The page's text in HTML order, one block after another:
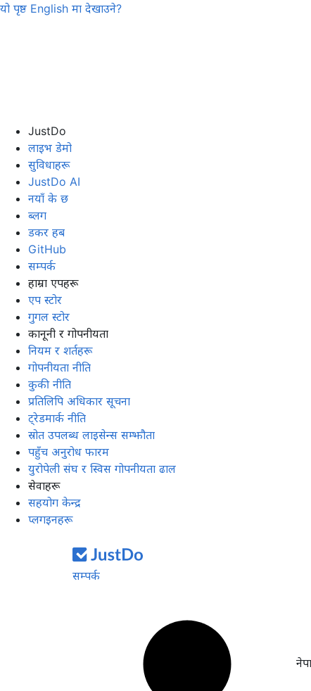
यो पृष्ठ English मा देखाउने?
JustDo
लाइभ डेमो
सुविधाहरू
JustDo AI
नयाँ के छ
ब्लग
डकर हब
GitHub
सम्पर्क
हाम्रा एपहरू
एप स्टोर
गुगल स्टोर
कानूनी र गोपनीयता
नियम र शर्तहरू
गोपनीयता नीति
कुकी नीति
प्रतिलिपि अधिकार सूचना
ट्रेडमार्क नीति
स्रोत उपलब्ध लाइसेन्स सम्झौता
पहुँच अनुरोध फारम
युरोपेली संघ र स्विस गोपनीयता ढाल
सेवाहरू
सहयोग केन्द्र
प्लगइनहरू
सम्पर्क